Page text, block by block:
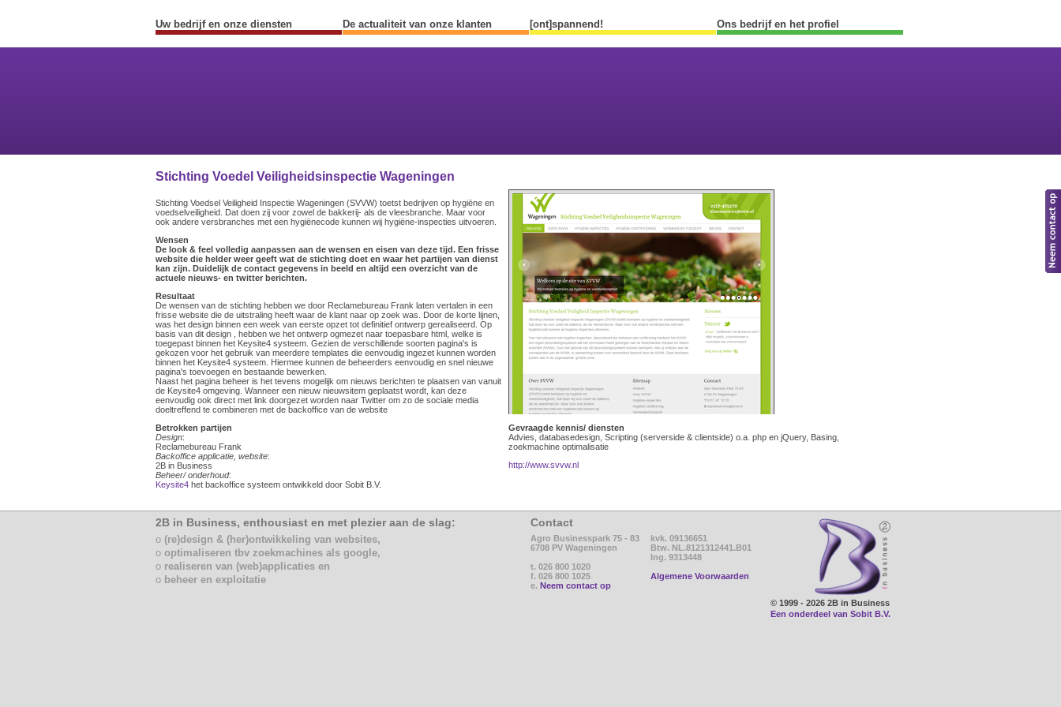
Uw bedrijf en onze diensten De actualiteit van onze klanten [ont]spannend! Ons bedrijf en het profiel
Stichting Voedel Veiligheidsinspectie Wageningen
Stichting Voedsel Veiligheid Inspectie Wageningen (SVVW) toetst bedrijven op hygiëne en
voedselveiligheid. Dat doen zij voor zowel de bakkerij- als de vleesbranche. Maar voor
ook andere versbranches met een hygiënecode kunnen wij hygiëne-inspecties uitvoeren.
Wensen
De look & feel volledig aanpassen aan de wensen en eisen van deze tijd. Een frisse
website die helder weer geeft wat de stichting doet en waar het partijen van dienst
kan zijn. Duidelijk de contact gegevens in beeld en altijd een overzicht van de
actuele nieuws- en twitter berichten.
Resultaat
De wensen van de stichting hebben we door Reclamebureau Frank laten vertalen in een
frisse website die de uitstraling heeft waar de klant naar op zoek was. Door de korte lijnen,
was het design binnen een week van eerste opzet tot definitief ontwerp gerealiseerd. Op
basis van dit design , hebben we het ontwerp ogmezet naar toepasbare html, welke is
toegepast binnen het Keysite4 systeem. Gezien de verschillende soorten pagina's is
gekozen voor het gebruik van meerdere templates die eenvoudig ingezet kunnen worden
binnen het Keysite4 systeem. Hiermee kunnen de beheerders eenvoudig en snel nieuwe
pagina's toevoegen en bestaande bewerken.
Naast het pagina beheer is het tevens mogelijk om nieuws berichten te plaatsen van vanuit
de Keysite4 omgeving. Wanneer een nieuw nieuwsitem geplaatst wordt, kan deze
eenvoudig ook direct met link doorgezet worden naar Twitter om zo de sociale media
doeltreffend te combineren met de backoffice van de website
Betrokken partijen
Design:
Reclamebureau Frank
Backoffice applicatie, website:
2B in Business
Beheer/ onderhoud:
Keysite4 het backoffice systeem ontwikkeld door Sobit B.V.
Gevraagde kennis/ diensten
Advies, databasedesign, Scripting (serverside & clientside) o.a. php en jQuery, Basing,
zoekmachine optimalisatie
http://www.svvw.nl
2B in Business, enthousiast en met plezier aan de slag:
o (re)design & (her)ontwikkeling van websites,
o optimaliseren tbv zoekmachines als google,
o realiseren van (web)applicaties en
o beheer en exploitatie
Contact
Agro Businesspark 75 - 83
6708 PV Wageningen
t. 026 800 1020
f. 026 800 1025
e. Neem contact op
kvk. 09136651
Btw. NL.8121312441.B01
Ing. 9313448
Algemene Voorwaarden
© 1999 - 2026 2B in Business
Een onderdeel van Sobit B.V.